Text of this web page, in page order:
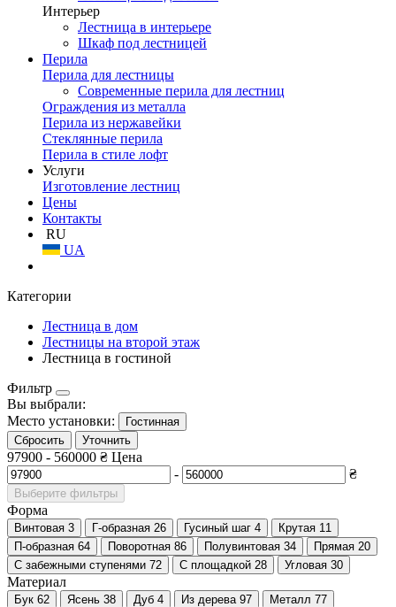
Интерьер
Лестница в интерьере
Шкаф под лестницей
Перила
Перила для лестницы
Современные перила для лестниц
Ограждения из металла
Перила из нержавейки
Стеклянные перила
Перила в стиле лофт
Услуги
Изготовление лестниц
Цены
Контакты
RU
UA
Категории
Лестница в дом
Лестницы на второй этаж
Лестница в гостиной
Фильтр
Вы выбрали:
Место установки:
Гостинная
Сбросить
Уточнить
97900 - 560000 ₴ Цена
-
₴
Выберите фильтры
Форма
Винтовая 3 Г-образная 26 Гусиный шаг 4 Крутая 11
П-образная 64 Поворотная 86 Полувинтовая 34 Прямая 20
С забежными ступенями 72 С площадкой 28 Угловая 30
Материал
Бук 62 Ясень 38 Дуб 4 Из дерева 97 Металл 77